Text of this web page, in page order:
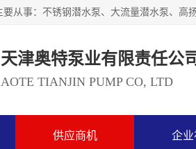
天津奥特泵业有限责任公
AOTE TIANJIN PUMP CO, LTD
供应商机 企业